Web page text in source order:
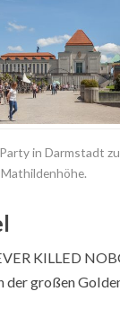
in Darmstadt
Mathildenhöhe.
KILLED
der großen